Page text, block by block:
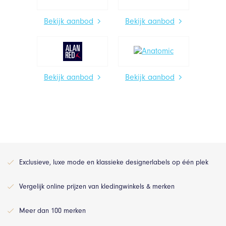
Bekijk aanbod Bekijk aanbod
Bekijk aanbod Bekijk aanbod
Exclusieve, luxe mode en klassieke designerlabels op één plek
Vergelijk online prijzen van kledingwinkels & merken
Meer dan 100 merken